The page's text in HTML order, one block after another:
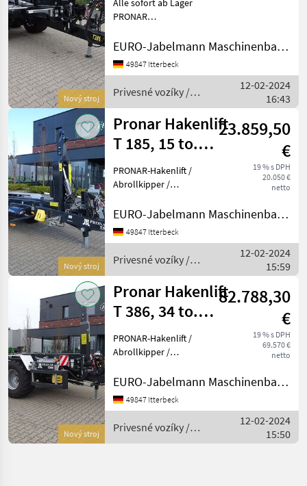
Nový stroj
/
PRONAR
PRONAR Hakenliftanhänger
Daten: Gesamtgewicht
kg Nutzlast ca.
EURO-Jabelmann Maschinenbau GmbH
49847 Itterbeck
Privesné vozíky /
Pronar
12-02-2024
16:43
Nový stroj
Pronar Hakenlift
T 185, 15 to.
zGG,
Abrollkipper /
23.859,50
€
19 % s DPH
20.050 €
netto
PRONAR-Hakenlift /
Abrollkipper /
Containerfahrzeug /
Abrollfahrzeug /
15 to. Serienmäßige
Ausstattung:
EURO-Jabelmann Maschinenbau GmbH
49847 Itterbeck
Privesné vozíky /
Pronar
12-02-2024
15:59
Nový stroj
Pronar Hakenlift
T 386, 34 to.
zGG,
Abrollkipper /
82.788,30
€
19 % s DPH
69.570 €
netto
PRONAR-Hakenlift /
Abrollkipper /
Containerfahrzeug /
Abrollfahrzeug /
33 to. Tridem Technische
Daten:
EURO-Jabelmann Maschinenbau GmbH
49847 Itterbeck
Privesné vozíky /
Pronar
12-02-2024
15:50